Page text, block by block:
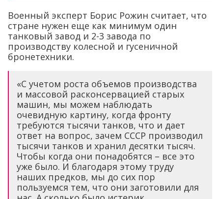
Военный эксперт Борис Рожин считает, что
стране нужен еще как минимум один
танковый завод и 2-3 завода по
производству колесной и гусеничной
бронетехники.
«С учетом роста объемов производства
и массовой расконсервацией старых
машин, мы можем наблюдать
очевидную картину, когда фронту
требуются тысячи танков, что и дает
ответ на вопрос, зачем СССР производил
тысячи танков и хранил десятки тысяч.
Чтобы когда они понадобятся – все это
уже было. И благодаря этому труду
наших предков, мы до сих пор
пользуемся тем, что они заготовили для